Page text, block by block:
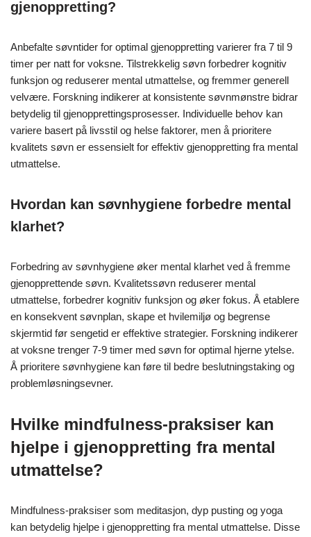
gjenoppretting?
Anbefalte søvntider for optimal gjenoppretting varierer fra 7 til 9
timer per natt for voksne. Tilstrekkelig søvn forbedrer kognitiv
funksjon og reduserer mental utmattelse, og fremmer generell
velvære. Forskning indikerer at konsistente søvnmønstre bidrar
betydelig til gjenopprettingsprosesser. Individuelle behov kan
variere basert på livsstil og helse faktorer, men å prioritere
kvalitets søvn er essensielt for effektiv gjenoppretting fra mental
utmattelse.
Hvordan kan søvnhygiene forbedre mental
klarhet?
Forbedring av søvnhygiene øker mental klarhet ved å fremme
gjenopprettende søvn. Kvalitetssøvn reduserer mental
utmattelse, forbedrer kognitiv funksjon og øker fokus. Å etablere
en konsekvent søvnplan, skape et hvilemiljø og begrense
skjermtid før sengetid er effektive strategier. Forskning indikerer
at voksne trenger 7-9 timer med søvn for optimal hjerne ytelse.
Å prioritere søvnhygiene kan føre til bedre beslutningstaking og
problemløsningsevner.
Hvilke mindfulness-praksiser kan
hjelpe i gjenoppretting fra mental
utmattelse?
Mindfulness-praksiser som meditasjon, dyp pusting og yoga
kan betydelig hjelpe i gjenoppretting fra mental utmattelse. Disse